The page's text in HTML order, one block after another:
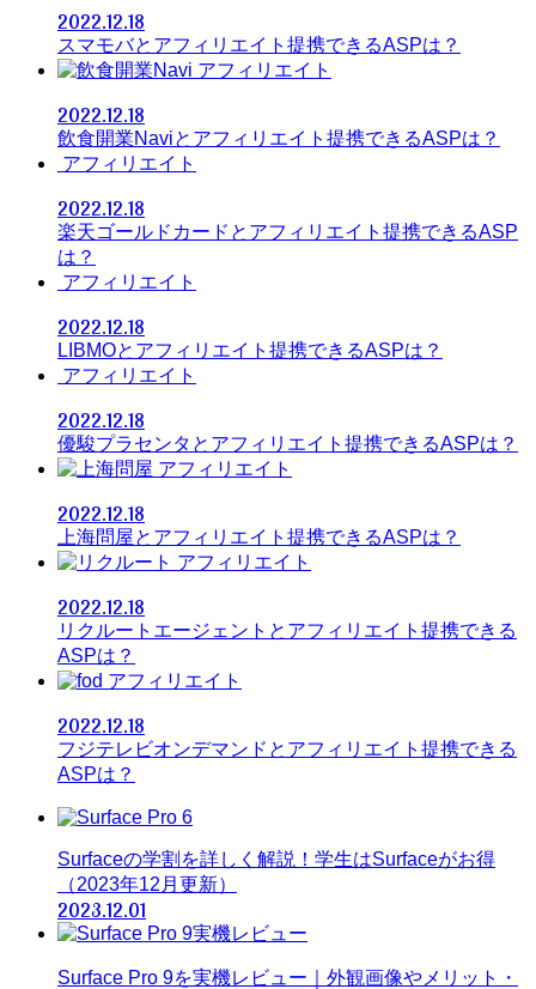
2022.12.18
スマモバとアフィリエイト提携できるASPは？
アフィリエイト
2022.12.18
飲食開業Naviとアフィリエイト提携できるASPは？
アフィリエイト
2022.12.18
楽天ゴールドカードとアフィリエイト提携できるASP
は？
アフィリエイト
2022.12.18
LIBMOとアフィリエイト提携できるASPは？
アフィリエイト
2022.12.18
優駿プラセンタとアフィリエイト提携できるASPは？
アフィリエイト
2022.12.18
上海問屋とアフィリエイト提携できるASPは？
アフィリエイト
2022.12.18
リクルートエージェントとアフィリエイト提携できる
ASPは？
アフィリエイト
2022.12.18
フジテレビオンデマンドとアフィリエイト提携できる
ASPは？
Surfaceの学割を詳しく解説！学生はSurfaceがお得
（2023年12月更新）
2023.12.01
Surface Pro 9を実機レビュー｜外観画像やメリット・